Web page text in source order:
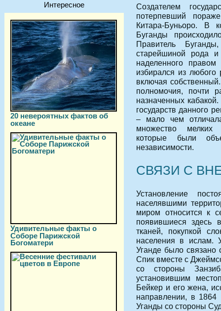
Интересное
20 невероятных фактов об
океане
Удивительные факты о
Соборе Парижской
Богоматери
Создателем
потерпевший
Китара-Буньоро. В
Буганды
Правитель
старейшиной рода и
наделенного
избирался из любого
включая
полномочия, почти
назначенных
государств данного
– мало чем
множество мелких
которые были
независимости.
СВЯЗИ С
Установление
населявшими
миром относится к
появившиеся здесь
тканей, покупкой
населения в ислам.
Уганде было
Спик вместе с
со стороны
установившим
Бейкер и его жена,
направлении, в 1864
Уганды со стороны